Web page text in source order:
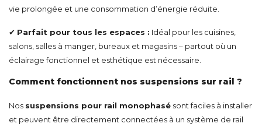
vie prolongée et une consommation d’énergie réduite.
✔ Parfait pour tous les espaces : Idéal pour les cuisines,
salons, salles à manger, bureaux et magasins – partout où un
éclairage fonctionnel et esthétique est nécessaire.
Comment fonctionnent nos suspensions sur rail ?
Nos suspensions pour rail monophasé sont faciles à installer
et peuvent être directement connectées à un système de rail